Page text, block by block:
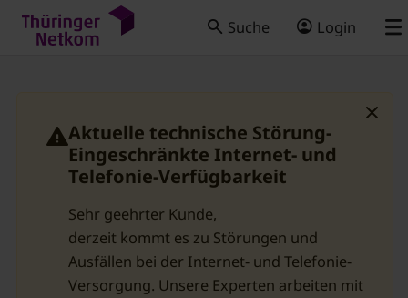
Suche Login
Aktuelle technische Störung-
Eingeschränkte Internet- und
Telefonie-Verfügbarkeit
Sehr geehrter Kunde,
derzeit kommt es zu Störungen und
Ausfällen bei der Internet- und Telefonie-
Versorgung. Unsere Experten arbeiten mit